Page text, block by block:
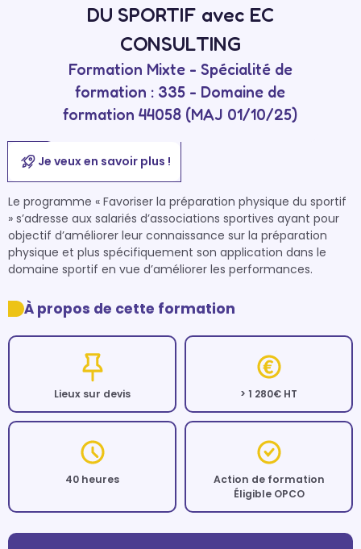
DU SPORTIF avec EC
CONSULTING
Formation Mixte - Spécialité de
formation : 335 - Domaine de
formation 44058 (MAJ 01/10/25)
Je veux en savoir plus !
Le programme « Favoriser la préparation physique du sportif
» s’adresse aux salariés d’associations sportives ayant pour
objectif d’améliorer leur connaissance sur la préparation
physique et plus spécifiquement son application dans le
domaine sportif en vue d’améliorer les performances.
À propos de cette formation
Lieux sur devis > 1 280€ HT
40 heures
Action de formation
Éligible OPCO